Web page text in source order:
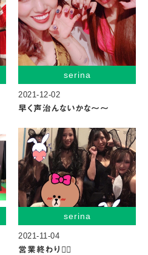
serina
2021-12-02
早く声治んないかな〜〜
serina
2021-11-04
営業終わり👯‍♀️